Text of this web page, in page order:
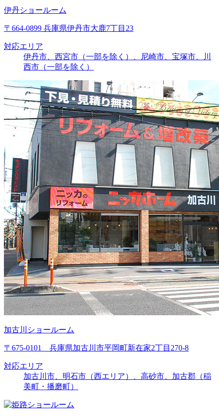
伊丹ショールーム
〒664-0899 兵庫県伊丹市大鹿7丁目23
対応エリア
伊丹市、西宮市（一部を除く）、尼崎市、宝塚市、川
西市（一部を除く）
加古川ショールーム
〒675-0101 兵庫県加古川市平岡町新在家2丁目270-8
対応エリア
加古川市、明石市（西エリア）、高砂市、加古郡（稲
美町・播磨町）